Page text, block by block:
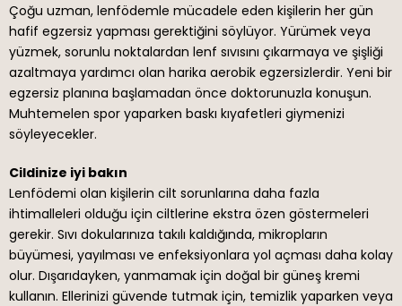
Çoğu uzman, lenfödemle mücadele eden kişilerin her gün
hafif egzersiz yapması gerektiğini söylüyor. Yürümek veya
yüzmek, sorunlu noktalardan lenf sıvısını çıkarmaya ve şişliği
azaltmaya yardımcı olan harika aerobik egzersizlerdir. Yeni bir
egzersiz planına başlamadan önce doktorunuzla konuşun.
Muhtemelen spor yaparken baskı kıyafetleri giymenizi
söyleyecekler.
Cildinize iyi bakın
Lenfödemi olan kişilerin cilt sorunlarına daha fazla
ihtimalleleri olduğu için ciltlerine ekstra özen göstermeleri
gerekir. Sıvı dokularınıza takılı kaldığında, mikropların
büyümesi, yayılması ve enfeksiyonlara yol açması daha kolay
olur. Dışarıdayken, yanmamak için doğal bir güneş kremi
kullanın. Ellerinizi güvende tutmak için, temizlik yaparken veya